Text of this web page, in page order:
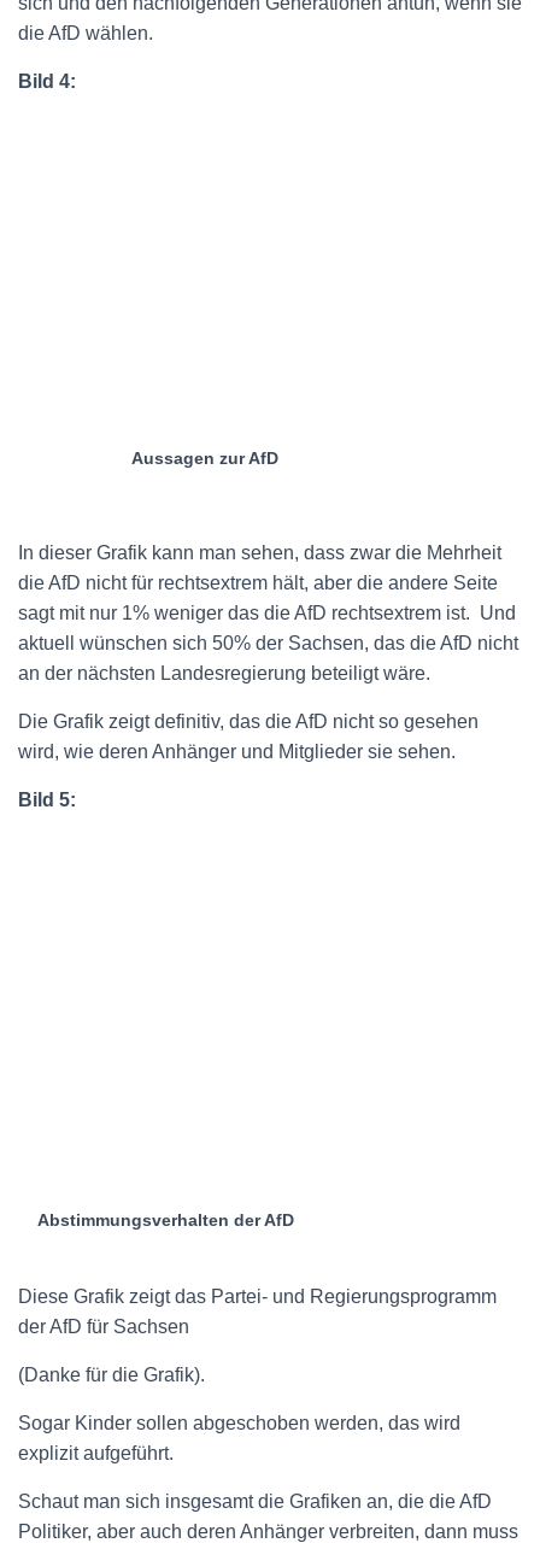
die AfD wählen.
Bild 4:
Aussagen zur AfD
In dieser Grafik kann man sehen, dass zwar die Mehrheit
die AfD nicht für rechtsextrem hält, aber die andere Seite
sagt mit nur 1% weniger das die AfD rechtsextrem ist. Und
aktuell wünschen sich 50% der Sachsen, das die AfD nicht
an der nächsten Landesregierung beteiligt wäre.
Die Grafik zeigt definitiv, das die AfD nicht so gesehen
wird, wie deren Anhänger und Mitglieder sie sehen.
Bild 5:
Abstimmungsverhalten der AfD
Diese Grafik zeigt das Partei- und Regierungsprogramm
der AfD für Sachsen
(Danke für die Grafik).
Sogar Kinder sollen abgeschoben werden, das wird
explizit aufgeführt.
Schaut man sich insgesamt die Grafiken an, die die AfD
Politiker, aber auch deren Anhänger verbreiten, dann muss